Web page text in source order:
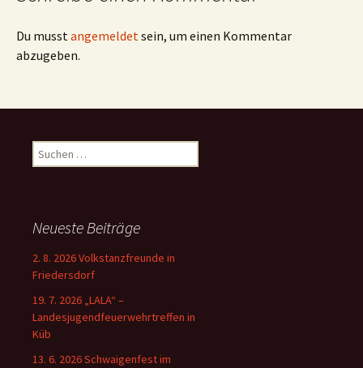
Du musstangemeldetsein, um einen Kommentar
abzugeben.
Suchen
nach:
Neueste Beiträge
2. 8. 2026 Volkstanzfreunde in
Friedersdorf
19. 7. 2026 „LALA“ –
Landesjugendfeuerwehrtreffen in
Küb
13. 6. 2026 Schwaigenfest im